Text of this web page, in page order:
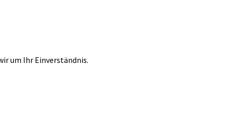
um Ihr Einverständnis.